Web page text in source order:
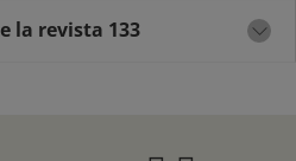
la revista 133